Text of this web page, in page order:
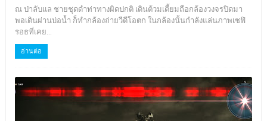
ณ ป่าลับแล ชายชุดดำท่าทางผิดปกติ เดินต้วมเตี้ยมถือกล้องวงจรปิดมา
พอเดินผ่านบ่อน้ำ ก็ทำกล้องถ่ายวีดีโอตก ในกล้องนั้นกำลังแล่นภาพเซฟิ
รอธที่เคย...
อ่านต่อ